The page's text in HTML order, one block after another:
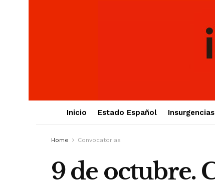
Inicio Estado Español Insurgencias
Home Convocatorias
9 de octubre.